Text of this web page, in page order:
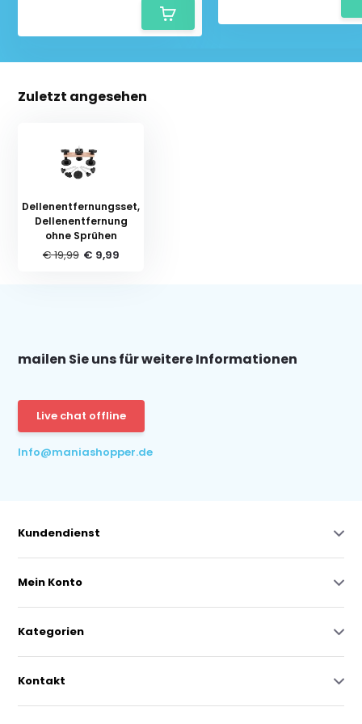
Zuletzt angesehen
Dellenentfernungsset,
Dellenentfernung
ohne Sprühen
€ 19,99 € 9,99
mailen Sie uns für weitere Informationen
Live chat offline
Info@maniashopper.de
Kundendienst
Mein Konto
Kategorien
Kontakt